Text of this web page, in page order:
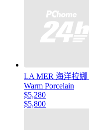
LA MER 海洋拉娜
Warm Porcelain
$5,280
$5,800